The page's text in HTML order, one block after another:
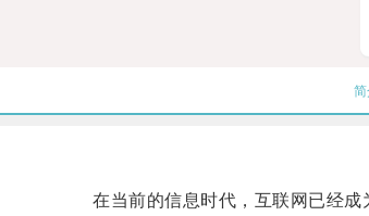
简
在当前的信息时代，互联网已经成